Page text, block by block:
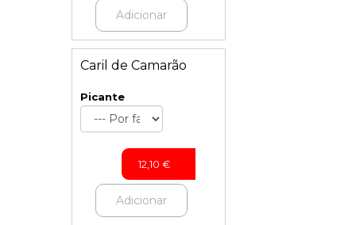
Adicionar
Caril de Camarão
Picante
12,10 €
Adicionar